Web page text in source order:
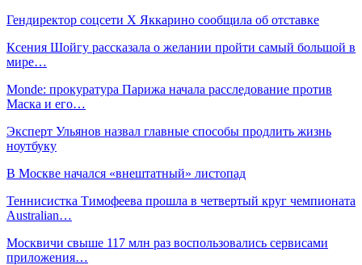
Гендиректор соцсети X Яккарино сообщила об отставке
Ксения Шойгу рассказала о желании пройти самый большой в
мире…
Monde: прокуратура Парижа начала расследование против
Маска и его…
Эксперт Ульянов назвал главные способы продлить жизнь
ноутбуку
В Москве начался «внештатный» листопад
Теннисистка Тимофеева прошла в четвертый круг чемпионата
Australian…
Москвичи свыше 117 млн раз воспользовались сервисами
приложения…